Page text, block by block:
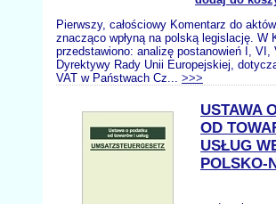
Pierwszy, całościowy Komentarz do
znacząco wpłyną na polską legislację. W
przedstawiono: analizę postanowień I,
Dyrektywy Rady Unii Europejskiej,
VAT w Państwach Cz... >>>
USTAWA
OD
USŁUG
POLSKO-